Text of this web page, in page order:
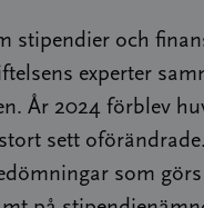
stipendier och
experter
År 2024 förblev
sett
som